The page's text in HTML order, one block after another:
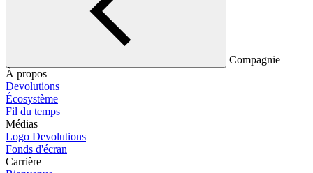
Compagnie
À propos
Devolutions
Écosystème
Fil du temps
Médias
Logo Devolutions
Fonds d'écran
Carrière